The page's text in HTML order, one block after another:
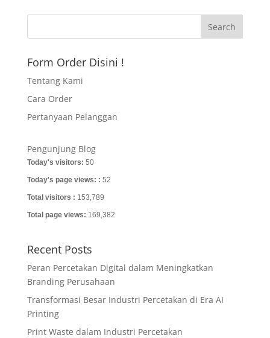
Form Order Disini !
Tentang Kami
Cara Order
Pertanyaan Pelanggan
Pengunjung Blog
Today's visitors: 50
Today's page views: : 52
Total visitors : 153,789
Total page views: 169,382
Recent Posts
Peran Percetakan Digital dalam Meningkatkan
Branding Perusahaan
Transformasi Besar Industri Percetakan di Era AI
Printing
Print Waste dalam Industri Percetakan